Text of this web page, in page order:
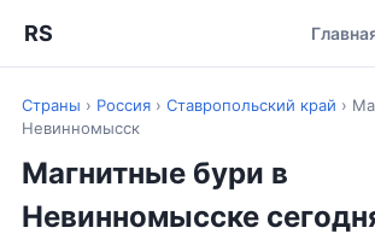
RS
Страны › Россия › Ставропольский край ›
Невинномысск
Магнитные бури в
Невинномысске